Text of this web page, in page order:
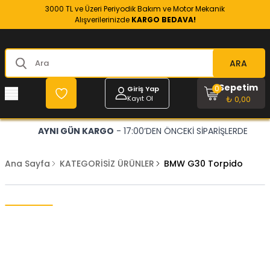
3000 TL ve Üzeri Periyodik Bakım ve Motor Mekanik
Alışverilerinizde KARGO BEDAVA!
ARA
Giriş Yap
Kayıt Ol
Sepetim
₺ 0,00
0
AYNI GÜN KARGO - 17:00’DEN ÖNCEKİ SİPARİŞLERDE
Ana Sayfa KATEGORİSİZ ÜRÜNLER BMW G30 Torpido